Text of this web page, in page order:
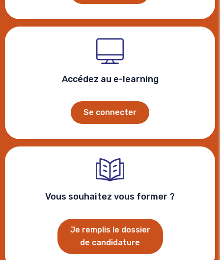
Accédez au e-learning
Se connecter
Vous souhaitez vous former ?
Je remplis le dossier
de candidature